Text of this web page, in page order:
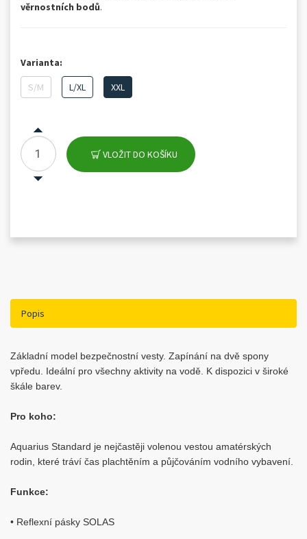
věrnostních bodů.
Varianta:
S/M
L/XL XXL
VLOŽIT DO KOŠÍKU
Popis
Základní model bezpečnostní vesty. Zapínání na dvě spony
vpředu. Ideální pro všechny aktivity na vodě. K dispozici v široké
škále barev.
Pro koho:
Aquarius Standard je nejčastěji volenou vestou amatérských
rodin, které tráví čas plachtěním a půjčováním vodního vybavení.
Funkce:
• Reflexní pásky SOLAS